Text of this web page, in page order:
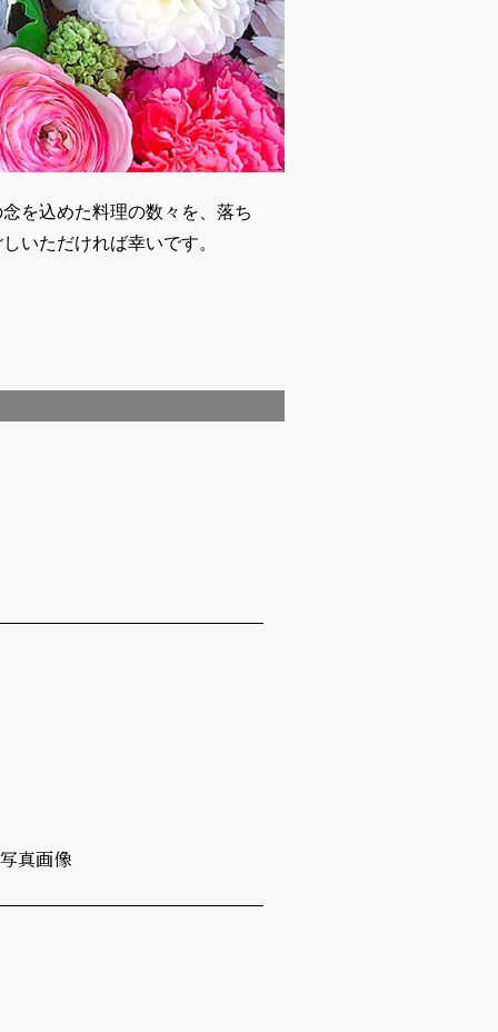
を込めた料理の数々を、落ち
いただければ幸いです。
真画像